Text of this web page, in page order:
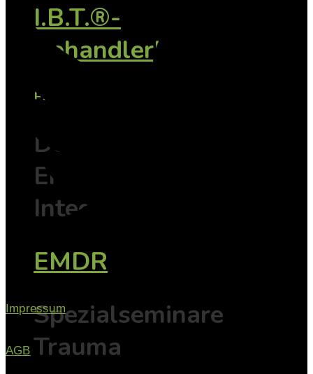
I.B.T.®-
BehandlerInnen
EMDR
Der Weg vom
Erleben zur
Integration
EMDR
Spezialseminare
Trauma
Impressum
AGB